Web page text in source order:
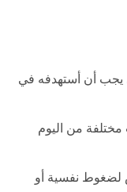
يجب أن أستهدفه في
من اليوم
لضغوط نفسية أو